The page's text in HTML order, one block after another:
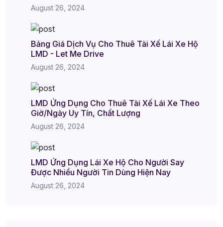
August 26, 2024
Bảng Giá Dịch Vụ Cho Thuê Tài Xế Lái Xe Hộ
LMD - Let Me Drive
August 26, 2024
LMD Ứng Dụng Cho Thuê Tài Xế Lái Xe Theo
Giờ/Ngày Uy Tín, Chất Lượng
August 26, 2024
LMD Ứng Dụng Lái Xe Hộ Cho Người Say
Được Nhiều Người Tin Dùng Hiện Nay
August 26, 2024